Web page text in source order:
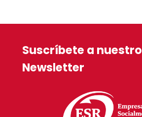
Suscríbete a nuestro
Newsletter